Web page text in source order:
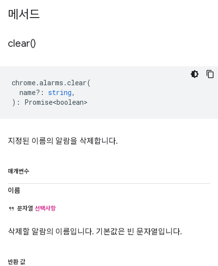
메서드
clear()
chrome.alarms .clear(
name? : string,
) : Promise<boolean>
지정된 이름의 알람을 삭제합니다.
매개변수
이름
문자열 선택사항
삭제할 알람의 이름입니다. 기본값은 빈 문자열입니다.
반환 값